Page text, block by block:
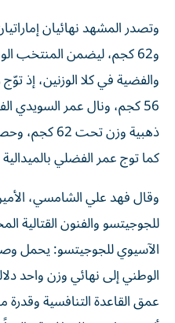
و62 كجم، ليضمن المنتخب
والفضية في كلا الوزنين، إذ
56 كجم، ونال عمر السويدي
ذهبية وزن
كما توج عمر الفضلي بالميدالية
وقال فهد علي الشامسي،
للجوجيتسو والفنون القتالية
الآسيوي للجوجيتسو: يحمل
الوطني إلى نهائي وزن واحد
عمق القاعدة التنافسية